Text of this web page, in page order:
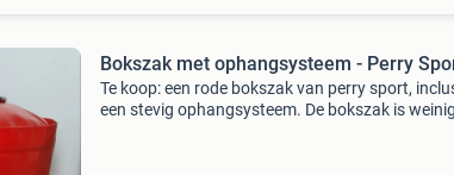
Bokszak met ophangsysteem - Perry
Te koop: een rode bokszak van perry sport,
een stevig ophangsysteem. De bokszak is weinig